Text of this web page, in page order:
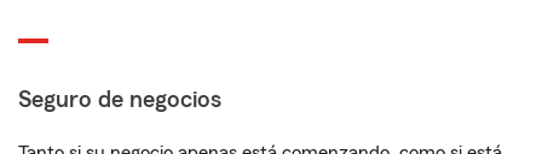
Seguro de negocios